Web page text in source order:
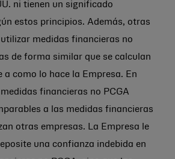
ni tienen un significado
estos principios. Además, otras
medidas financieras no
de forma similar que se calculan
a como lo hace la Empresa. En
financieras no PCGA
a las medidas financieras
otras empresas. La Empresa le
una confianza indebida en